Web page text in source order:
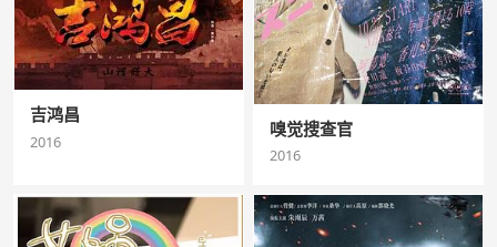
吉鸿昌
2016
嗅觉搜查官
2016